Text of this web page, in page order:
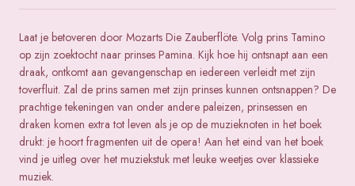
Laat je betoveren door Mozarts Die Zauberflöte. Volg prins Tamino
op zijn zoektocht naar prinses Pamina. Kijk hoe hij ontsnapt aan een
draak, ontkomt aan gevangenschap en iedereen verleidt met zijn
toverfluit. Zal de prins samen met zijn prinses kunnen ontsnappen? De
prachtige tekeningen van onder andere paleizen, prinsessen en
draken komen extra tot leven als je op de muzieknoten in het boek
drukt: je hoort fragmenten uit de opera! Aan het eind van het boek
vind je uitleg over het muziekstuk met leuke weetjes over klassieke
muziek.